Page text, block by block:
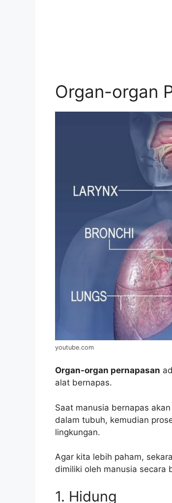
Organ-organ
youtube.com
Organ-organ pernapasan
alat bernapas.
Saat manusia bernapas
dalam tubuh, kemudian
lingkungan.
Agar kita lebih paham,
dimiliki oleh manusia secara
1. Hidung